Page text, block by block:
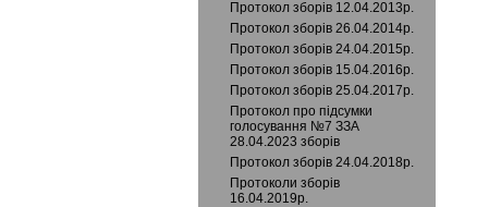
Протокол зборів 12.04.2013р.
Протокол зборів 26.04.2014р.
Протокол зборів 24.04.2015р.
Протокол зборів 15.04.2016р.
Протокол зборів 25.04.2017р.
Протокол про підсумки
голосування №7 ЗЗА
28.04.2023 зборів
Протокол зборів 24.04.2018р.
Протоколи зборів
16.04.2019р.